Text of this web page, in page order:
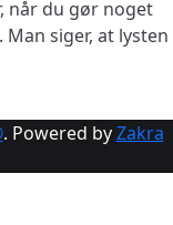
når du gør noget
siger, at lysten
. Powered byZakra